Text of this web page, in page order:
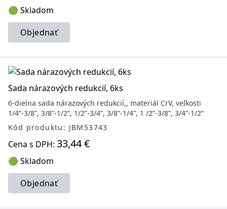
🟢 Skladom
Objednať
Sada nárazových redukcií, 6ks
6-dielna sada nárazových redukcií,, materiál CrV, veľkosti
1/4”-3/8”, 3/8”-1/2”, 1/2”-3/4”, 3/8”-1/4”, 1 /2”-3/8”, 3/4”-1/2”
Kód produktu: JBM53743
Cena s DPH: 33,44 €
🟢 Skladom
Objednať